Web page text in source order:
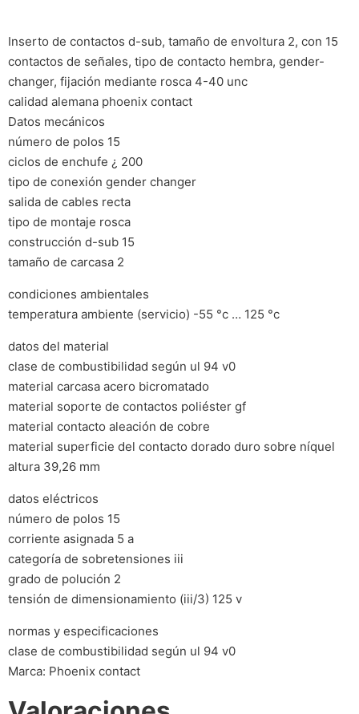
Inserto de contactos d-sub, tamaño de envoltura 2, con 15
contactos de señales, tipo de contacto hembra, gender-
changer, fijación mediante rosca 4-40 unc
calidad alemana phoenix contact
Datos mecánicos
número de polos 15
ciclos de enchufe ¿ 200
tipo de conexión gender changer
salida de cables recta
tipo de montaje rosca
construcción d-sub 15
tamaño de carcasa 2
condiciones ambientales
temperatura ambiente (servicio) -55 °c … 125 °c
datos del material
clase de combustibilidad según ul 94 v0
material carcasa acero bicromatado
material soporte de contactos poliéster gf
material contacto aleación de cobre
material superficie del contacto dorado duro sobre níquel
altura 39,26 mm
datos eléctricos
número de polos 15
corriente asignada 5 a
categoría de sobretensiones iii
grado de polución 2
tensión de dimensionamiento (iii/3) 125 v
normas y especificaciones
clase de combustibilidad según ul 94 v0
Marca: Phoenix contact